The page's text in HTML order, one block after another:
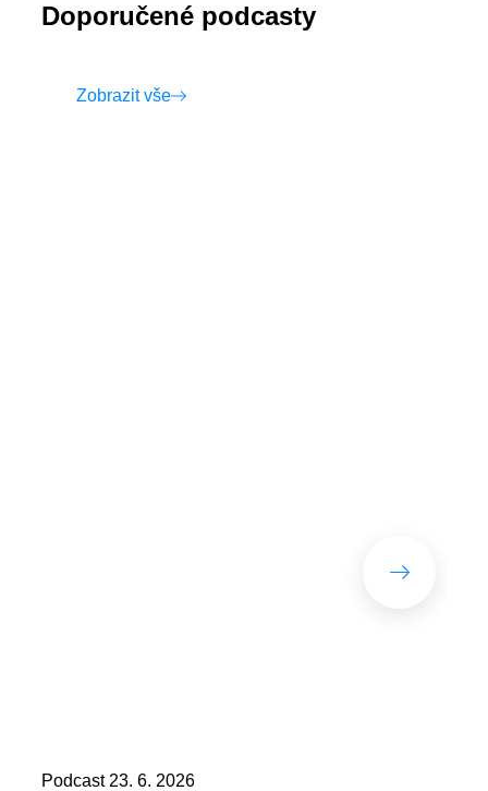
Doporučené podcasty
Zobrazit vše
Podcast 23. 6. 2026